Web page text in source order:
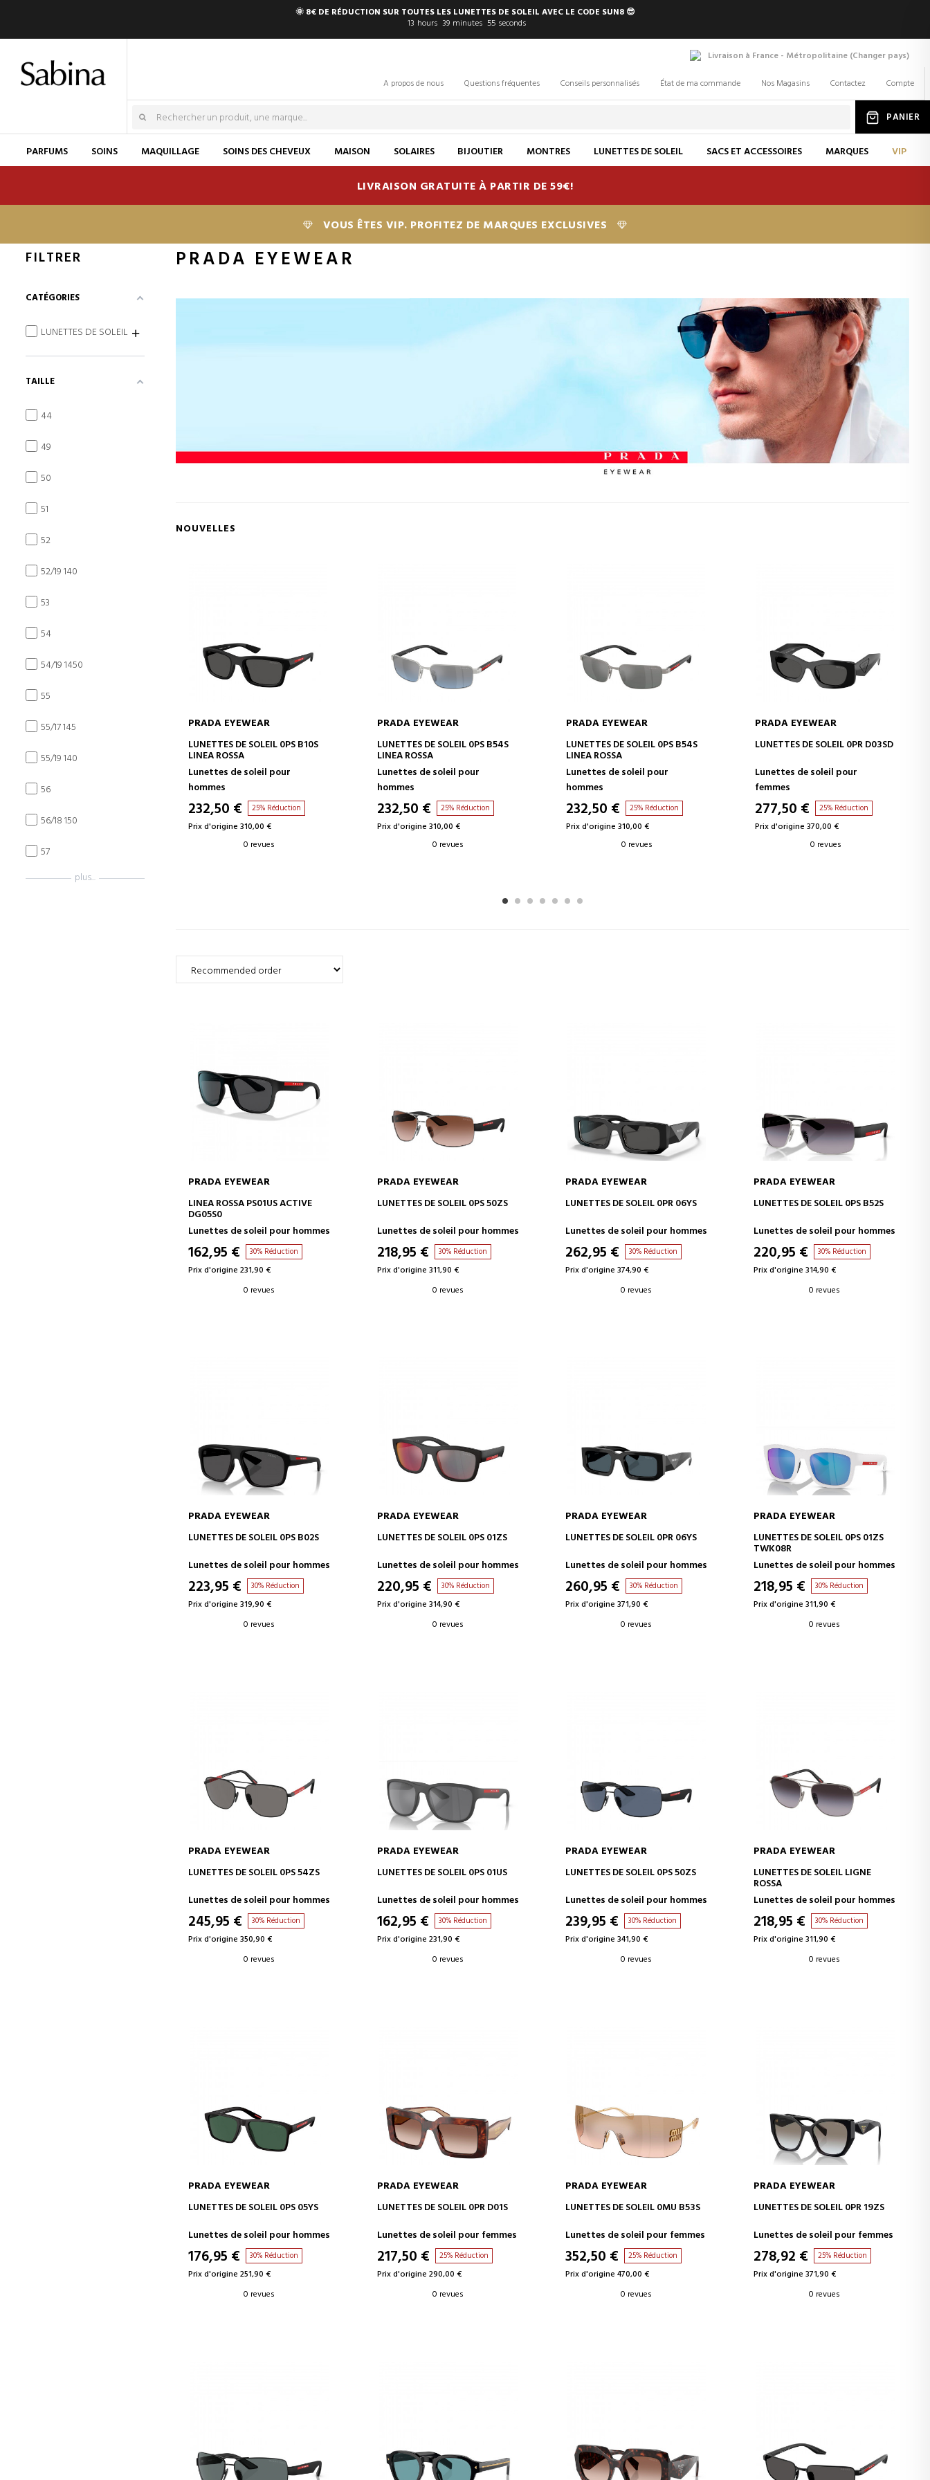
🌞 8€ DE RÉDUCTION SUR TOUTES LES LUNETTES DE SOLEIL AVEC LE CODE SUN8 😎
13 hours 39 minutes 54 seconds
Livraison à France - Métropolitaine (Changer pays)
A propos de nous
Questions fréquentes Conseils personnalisés État de ma commande Nos Magasins Contactez Compte
PANIER
PARFUMS SOINS MAQUILLAGE SOINS DES CHEVEUX MAISON SOLAIRES BIJOUTIER MONTRES LUNETTES DE SOLEIL SACS ET ACCESSOIRES MARQUES VIP
LIVRAISON GRATUITE À PARTIR DE 59€!
VOUS ÊTES VIP. PROFITEZ DE MARQUES EXCLUSIVES
PRADA EYEWEAR
NOUVELLES
AJOUTER AU PANIER
PRADA EYEWEAR
LUNETTES DE SOLEIL 0PS B10S
LINEA ROSSA
Lunettes de soleil pour
hommes
232,50 € 25% Réduction
Prix d'origine 310,00 €
0 revues
AJOUTER AU PANIER
PRADA EYEWEAR
LUNETTES DE SOLEIL 0PS B54S
LINEA ROSSA
Lunettes de soleil pour
hommes
232,50 € 25% Réduction
Prix d'origine 310,00 €
0 revues
AJOUTER AU PANIER
PRADA EYEWEAR
LUNETTES DE SOLEIL 0PS B54S
LINEA ROSSA
Lunettes de soleil pour
hommes
232,50 € 25% Réduction
Prix d'origine 310,00 €
0 revues
AJOUTER AU PANIER
PRADA EYEWEAR
LUNETTES DE SOLEIL 0PR D03SD
Lunettes de soleil pour
femmes
277,50 € 25% Réduction
Prix d'origine 370,00 €
0 revues
AJOUTER AU PANIER
PRADA EYEWEAR
LINEA ROSSA PS01US ACTIVE
DG05S0
Lunettes de soleil pour hommes
162,95 € 30% Réduction
Prix d'origine 231,90 €
0 revues
AJOUTER AU PANIER
PRADA EYEWEAR
LUNETTES DE SOLEIL 0PS 50ZS
Lunettes de soleil pour hommes
218,95 € 30% Réduction
Prix d'origine 311,90 €
0 revues
AJOUTER AU PANIER
PRADA EYEWEAR
LUNETTES DE SOLEIL 0PR 06YS
Lunettes de soleil pour hommes
262,95 € 30% Réduction
Prix d'origine 374,90 €
0 revues
AJOUTER AU PANIER
PRADA EYEWEAR
LUNETTES DE SOLEIL 0PS B52S
Lunettes de soleil pour hommes
220,95 € 30% Réduction
Prix d'origine 314,90 €
0 revues
AJOUTER AU PANIER
PRADA EYEWEAR
LUNETTES DE SOLEIL 0PS B02S
Lunettes de soleil pour hommes
223,95 € 30% Réduction
Prix d'origine 319,90 €
0 revues
AJOUTER AU PANIER
PRADA EYEWEAR
LUNETTES DE SOLEIL 0PS 01ZS
Lunettes de soleil pour hommes
220,95 € 30% Réduction
Prix d'origine 314,90 €
0 revues
AJOUTER AU PANIER
PRADA EYEWEAR
LUNETTES DE SOLEIL 0PR 06YS
Lunettes de soleil pour hommes
260,95 € 30% Réduction
Prix d'origine 371,90 €
0 revues
AJOUTER AU PANIER
PRADA EYEWEAR
LUNETTES DE SOLEIL 0PS 01ZS
TWK08R
Lunettes de soleil pour hommes
218,95 € 30% Réduction
Prix d'origine 311,90 €
0 revues
AJOUTER AU PANIER
PRADA EYEWEAR
LUNETTES DE SOLEIL 0PS 54ZS
Lunettes de soleil pour hommes
245,95 € 30% Réduction
Prix d'origine 350,90 €
0 revues
AJOUTER AU PANIER
PRADA EYEWEAR
LUNETTES DE SOLEIL 0PS 01US
Lunettes de soleil pour hommes
162,95 € 30% Réduction
Prix d'origine 231,90 €
0 revues
AJOUTER AU PANIER
PRADA EYEWEAR
LUNETTES DE SOLEIL 0PS 50ZS
Lunettes de soleil pour hommes
239,95 € 30% Réduction
Prix d'origine 341,90 €
0 revues
AJOUTER AU PANIER
PRADA EYEWEAR
LUNETTES DE SOLEIL LIGNE
ROSSA
Lunettes de soleil pour hommes
218,95 € 30% Réduction
Prix d'origine 311,90 €
0 revues
AJOUTER AU PANIER
PRADA EYEWEAR
LUNETTES DE SOLEIL 0PS 05YS
Lunettes de soleil pour hommes
176,95 € 30% Réduction
Prix d'origine 251,90 €
0 revues
AJOUTER AU PANIER
PRADA EYEWEAR
LUNETTES DE SOLEIL 0PR D01S
Lunettes de soleil pour femmes
217,50 € 25% Réduction
Prix d'origine 290,00 €
0 revues
AJOUTER AU PANIER
PRADA EYEWEAR
LUNETTES DE SOLEIL 0MU B53S
Lunettes de soleil pour femmes
352,50 € 25% Réduction
Prix d'origine 470,00 €
0 revues
AJOUTER AU PANIER
PRADA EYEWEAR
LUNETTES DE SOLEIL 0PR 19ZS
Lunettes de soleil pour femmes
278,92 € 25% Réduction
Prix d'origine 371,90 €
0 revues
FILTRER
CATÉGORIES
LUNETTES DE SOLEIL
TAILLE
44
49
50
51
52
52/19 140
53
54
54/19 1450
55
55/17 145
55/19 140
56
56/18 150
57
plus...